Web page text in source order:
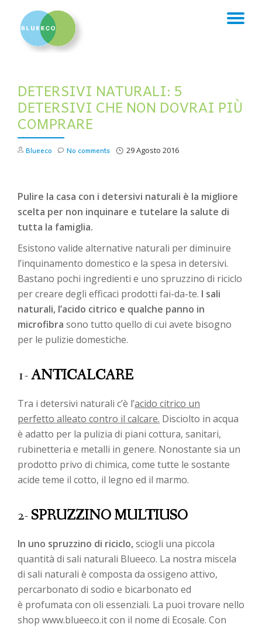
DETERSIVI NATURALI: 5
DETERSIVI CHE NON DOVRAI PIÙ
COMPRARE
Blueeco 29 Agosto 2016
No comments
Pulire la casa con i detersivi naturali è la migliore
scelta per non inquinare e tutelare la salute di
tutta la famiglia.
Esistono valide alternative naturali per diminuire
l’inquinamento domestico e la spesa in detersivi.
Bastano pochi ingredienti e uno spruzzino di riciclo
per creare degli efficaci prodotti fai-da-te. I sali
naturali, l’acido citrico e qualche panno in
microfibra sono tutto quello di cui avete bisogno
per le pulizie domestiche.
1-ANTICALCARE
Tra i detersivi naturali c’è l’acido citrico un
perfetto alleato contro il calcare. Disciolto in acqua
è adatto per la pulizia di piani cottura, sanitari,
rubinetteria e metalli in genere. Nonostante sia un
prodotto privo di chimica, come tutte le sostante
acide teme il cotto, il legno ed il marmo.
2-SPRUZZINO MULTIUSO
In uno spruzzino di riciclo,sciogli una piccola
quantità di sali naturali Blueeco. La nostra miscela
di sali naturali è composta da ossigeno attivo,
percarbonato di sodio e bicarbonato ed
è profumata con oli essenziali. La puoi trovare nello
shop www.blueeco.it con il nome di Ecosale. Con